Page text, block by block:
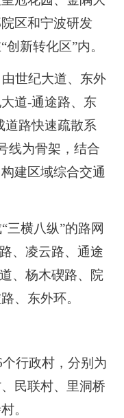
区和宁波研发
新转化区”内。
世纪大道、东外
道-通途路、东
道路快速疏散系
线为骨架，结合
建区域综合交通
三横八纵”的路网
、凌云路、通途
、杨木碶路、院
、东外环。
行政村，分别为
民联村、里洞桥
。